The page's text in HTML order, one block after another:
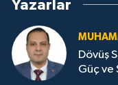
Yazarlar
Dövüş
Güç ve